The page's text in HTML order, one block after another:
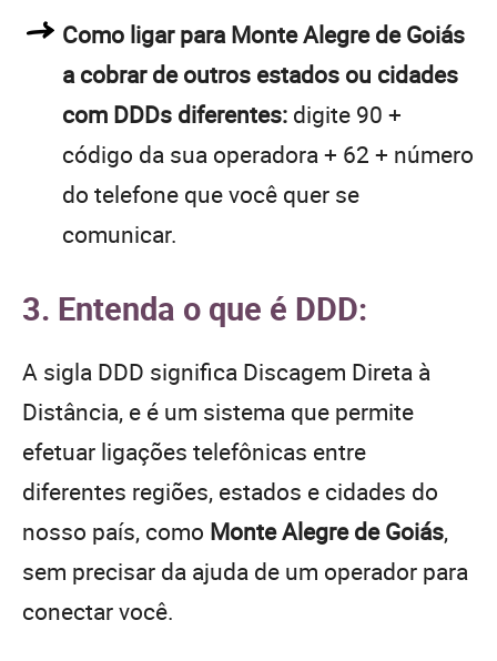
Como ligar para Monte Alegre de Goiás
a cobrar de outros estados ou cidades
com DDDs diferentes: digite 90 +
código da sua operadora + 62 + número
do telefone que você quer se
comunicar.
3. Entenda o que é DDD:
A sigla DDD significa Discagem Direta à
Distância, e é um sistema que permite
efetuar ligações telefônicas entre
diferentes regiões, estados e cidades do
nosso país, como Monte Alegre de Goiás,
sem precisar da ajuda de um operador para
conectar você.